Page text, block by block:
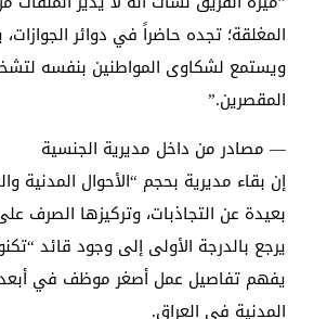
المغلقة؛ تجده حاضراً في دوائر
ويستمع لشكاوى المواطنين بنفسه
المقصرين.”
— مصادر من داخل مديرية الجنسية
​إن بقاء مديرية بحجم “الأحوال المدنية
بعيدة عن التجاذبات، وتركيزها الصرف
يرجع بالدرجة الأولى إلى وجود قائد
يفهم تفاصيل عمل أصغر موظف في أبعد
المدنية في العراق.